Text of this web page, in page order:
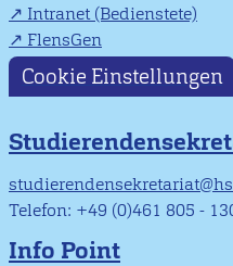
Intranet (Bedienstete)
FlensGen
Cookie Einstellungen
Telefon: +49 (0)461 805 -
Info Point